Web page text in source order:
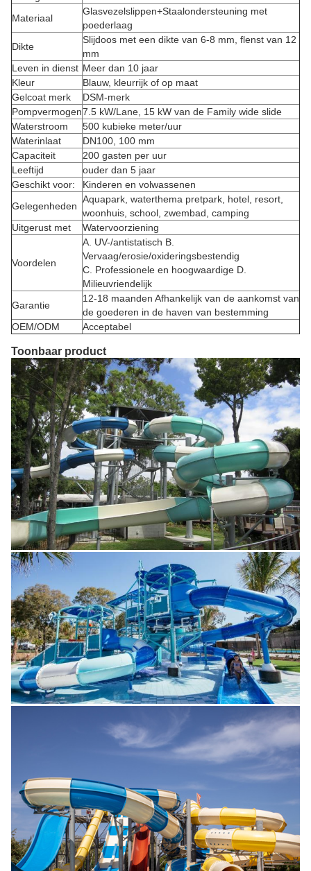
Materiaal
Glasvezelslippen+Staalondersteuning met
poederlaag
Dikte
Slijdoos met een dikte van 6-8 mm, flenst van 12
mm
Leven in dienst Meer dan 10 jaar
Kleur
Blauw, kleurrijk of op maat
Gelcoat merk
DSM-merk
Pompvermogen7.5 kW/Lane, 15 kW van de Family wide slide
Waterstroom
500 kubieke meter/uur
Waterinlaat
DN100, 100 mm
Capaciteit
200 gasten per uur
Leeftijd
ouder dan 5 jaar
Geschikt voor:
Kinderen en volwassenen
Gelegenheden
Aquapark, waterthema pretpark, hotel, resort,
woonhuis, school, zwembad, camping
Uitgerust met
Watervoorziening
Voordelen
A. UV-/antistatisch B.
Vervaag/erosie/oxideringsbestendig
C. Professionele en hoogwaardige D.
Milieuvriendelijk
Garantie
12-18 maanden Afhankelijk van de aankomst van
de goederen in de haven van bestemming
OEM/ODM
Acceptabel
Toonbaar product